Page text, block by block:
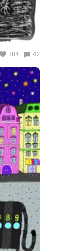
104 42